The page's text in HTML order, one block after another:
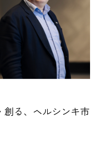
創る、ヘルシンキ市